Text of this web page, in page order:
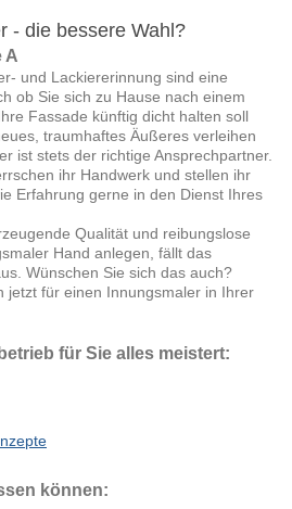
- die bessere Wahl?
A
und Lackiererinnung sind eine
ob Sie sich zu Hause nach einem
Fassade künftig dicht halten soll
traumhaftes Äußeres verleihen
ist stets der richtige Ansprechpartner.
ihr Handwerk und stellen ihr
Erfahrung gerne in den Dienst Ihres
Qualität und reibungslose
Hand anlegen, fällt das
Wünschen Sie sich das auch?
jetzt für einen Innungsmaler in Ihrer
für Sie alles meistert:
können: